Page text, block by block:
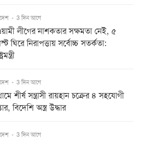
- 3 দিন আগে
লীগের নাশকতার সক্ষমতা নেই, ৫
ঘিরে নিরাপত্তায় সর্বোচ্চ সতর্কতা:
- 3 দিন আগে
শীর্ষ সন্ত্রাসী রায়হান চক্রের ৪ সহযোগী
বিদেশি অস্ত্র উদ্ধার
- 3 দিন আগে